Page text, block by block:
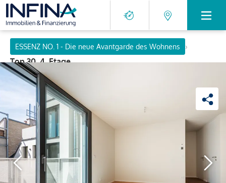
ESSENZ NO. 1 - Die neue Avantgarde des Wohnens
›
Top 30, 4. Etage